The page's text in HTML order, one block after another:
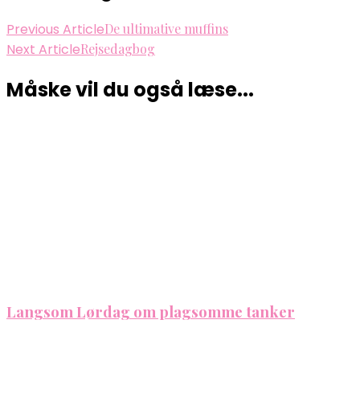
Previous ArticleDe ultimative muffins
Next ArticleRejsedagbog
Måske vil du også læse...
Langsom Lørdag om plagsomme tanker